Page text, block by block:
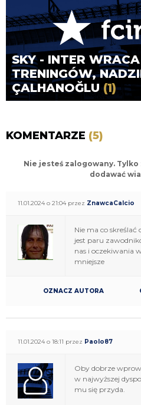
SKY - INTER
TRENINGÓW,
ÇALHANOĞLU (1)
KOMENTARZE (5)
Nie jesteś zalogowany.
dodawać
11.01.2024 o 21:04 przez ZnawcaCalcio
Nie ma co skreślać
jest paru
nas i oczekiwania
mniejsze
OZNACZ AUTORA
11.01.2024 o 18:11 przez Paolo87
Oby dobrze
w najwyższej
mu się przyda.